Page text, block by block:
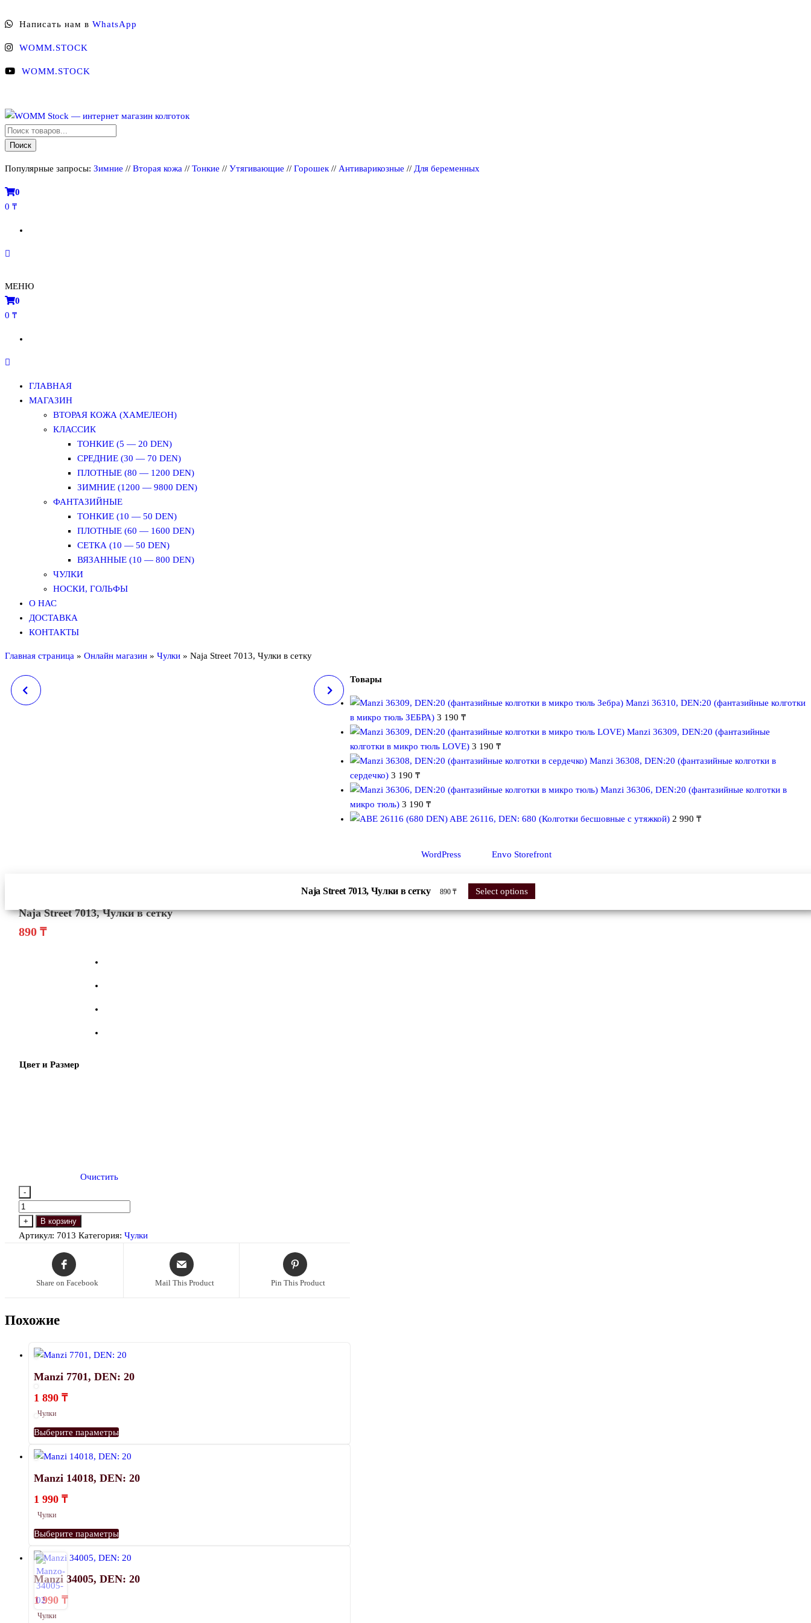
к
Написать нам в WhatsApp
WOMM.STOCK
WOMM.STOCK
WOMM Stock — интернет магазин колготок
Колготки MANZI, Naja Street тонкие, фантазийные, чулки, лосины
Поиск
товаров
Поиск
Популярные запросы: Зимние // Вторая кожа // Тонкие // Утягивающие // Горошек // Антиварикозные // Для беременных
0
0 ₸
МЕНЮ
0
0 ₸
ГЛАВНАЯ
МАГАЗИН
ВТОРАЯ КОЖА (ХАМЕЛЕОН)
КЛАССИК
ТОНКИЕ (5 — 20 DEN)
СРЕДНИЕ (30 — 70 DEN)
ПЛОТНЫЕ (80 — 1200 DEN)
ЗИМНИЕ (1200 — 9800 DEN)
ФАНТАЗИЙНЫЕ
ТОНКИЕ (10 — 50 DEN)
ПЛОТНЫЕ (60 — 1600 DEN)
СЕТКА (10 — 50 DEN)
ВЯЗАННЫЕ (10 — 800 DEN)
ЧУЛКИ
НОСКИ, ГОЛЬФЫ
О НАС
ДОСТАВКА
КОНТАКТЫ
Главная страница » Онлайн магазин » Чулки » Naja Street 7013, Чулки в сетку
Naja Street 7013, Чулки в сетку
890 ₸
Цвет и Размер
Очистить
-
Количество
товара
Naja
Чулки
+ В корзину
Артикул: 7013 Категория: Чулки
Share on Facebook Mail This Product Pin This Product
Похожие
Manzi 7701, DEN: 20
1 890 ₸
Чулки
Выберите параметрыЭтот
имеет
несколько
выбрать
странице
товара.
Manzi 14018, DEN: 20
1 990 ₸
Чулки
Выберите параметрыЭтот
имеет
несколько
Manzi 34005, DEN: 20
1 990 ₸
Чулки
Товары
Manzi 36310, DEN:20 (фантазийные колготки
в микро тюль ЗЕБРА) 3 190 ₸
Manzi 36309, DEN:20 (фантазийные
колготки в микро тюль LOVE) 3 190 ₸
Manzi 36308, DEN:20 (фантазийные колготки в
сердечко) 3 190 ₸
Manzi 36306, DEN:20 (фантазийные колготки в
микро тюль) 3 190 ₸
ABE 26116, DEN: 680 (Колготки бесшовные с утяжкой) 2 990 ₸
WordPress Envo Storefront
Naja Street 7013, Чулки в сетку 890 ₸ Select options